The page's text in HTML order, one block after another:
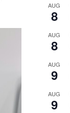
AUG
8
AUG
8
AUG
9
AUG
9